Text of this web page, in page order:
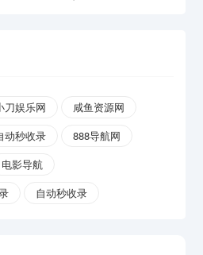
刀娱乐网
咸鱼资源网
动秒收录
888导航网
电影导航
自动秒收录